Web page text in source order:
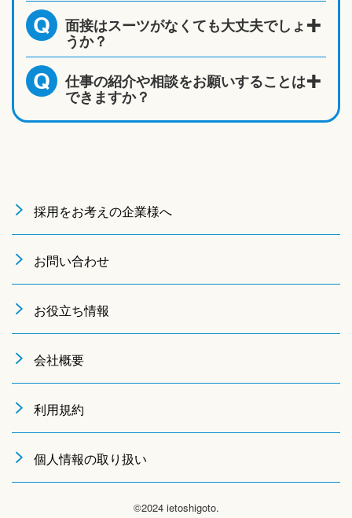
Q 面接はスーツがなくても大丈夫でしょ
うか？
Q 仕事の紹介や相談をお願いすることは
できますか？
採用をお考えの企業様へ
お問い合わせ
お役立ち情報
会社概要
利用規約
個人情報の取り扱い
©2024 ietoshigoto.